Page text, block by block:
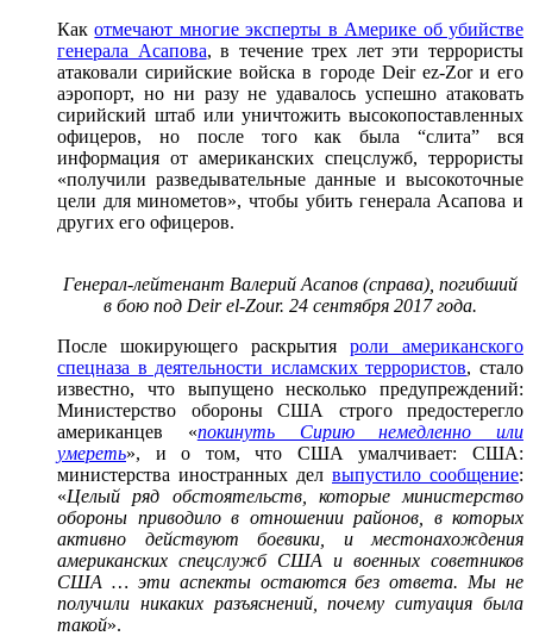
Какотмечают многие эксперты в Америке об убийстве
генерала Асапова, в течение трех лет эти террористы
атаковали сирийские войска в городе Deir ez-Zor и его
аэропорт, но ни разу не удавалось успешно атаковать
сирийский штаб или уничтожить высокопоставленных
офицеров, но после того как была “слита” вся
информация от американских спецслужб, террористы
«получили разведывательные данные и высокоточные
цели для минометов», чтобы убить генерала Асапова и
других его офицеров.
Генерал-лейтенант Валерий Асапов (справа), погибший
в бою под Deir el-Zour. 24 сентября 2017 года.
После шокирующего раскрытия роли американского
спецназа в деятельности исламских террористов, стало
известно, что выпущено несколько предупреждений:
Министерство обороны США строго предостерегло
американцев «покинуть Сирию немедленно или
умереть», и о том, что США умалчивает: США:
министерства иностранных дел выпустило сообщение:
«Целый ряд обстоятельств, которые министерство
обороны приводило в отношении районов, в которых
активно действуют боевики, и местонахождения
американских спецслужб США и военных советников
США … эти аспекты остаются без ответа. Мы не
получили никаких разъяснений, почему ситуация была
такой».